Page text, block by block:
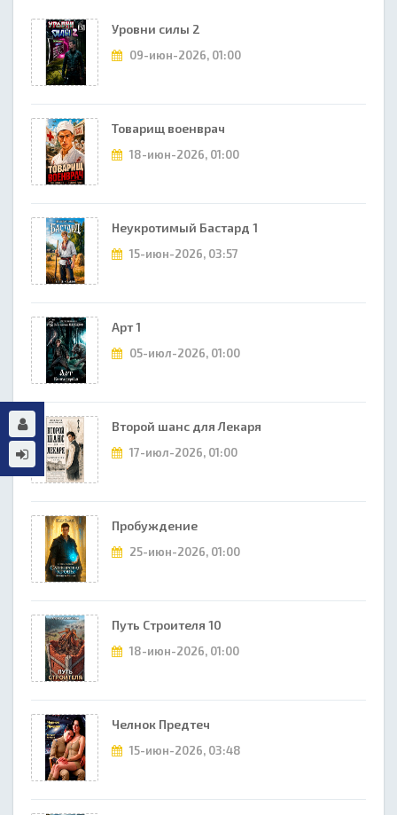
Уровни силы 2
09-июн-2026, 01:00
Товарищ военврач
18-июн-2026, 01:00
Неукротимый Бастард 1
15-июн-2026, 03:57
Арт 1
05-июл-2026, 01:00
Второй шанс для Лекаря
17-июл-2026, 01:00
Пробуждение
25-июн-2026, 01:00
Путь Строителя 10
18-июн-2026, 01:00
Челнок Предтеч
15-июн-2026, 03:48